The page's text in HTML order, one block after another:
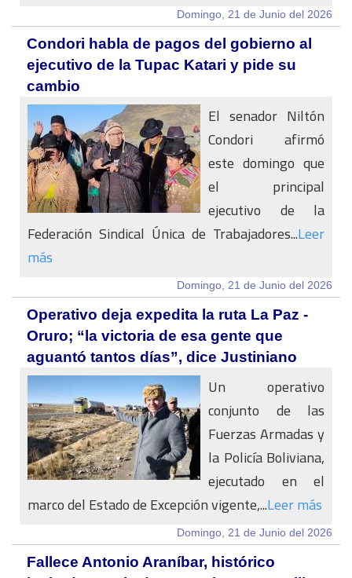
Domingo, 21 de Junio del 2026
Condori habla de pagos del gobierno al
ejecutivo de la Tupac Katari y pide su
cambio
El senador Niltón
Condori afirmó
este domingo que
el principal
ejecutivo de la
Federación Sindical Única de Trabajadores...Leer
más
Domingo, 21 de Junio del 2026
Operativo deja expedita la ruta La Paz -
Oruro; “la victoria de esa gente que
aguantó tantos días”, dice Justiniano
Un operativo
conjunto de las
Fuerzas Armadas y
la Policía Boliviana,
ejecutado en el
marco del Estado de Excepción vigente,...Leer más
Domingo, 21 de Junio del 2026
Fallece Antonio Araníbar, histórico